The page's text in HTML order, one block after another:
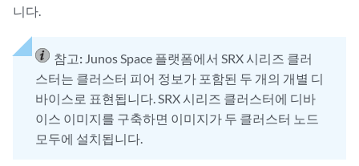
니다.
참고: Junos Space 플랫폼에서 SRX 시리즈 클러
스터는 클러스터 피어 정보가 포함된 두 개의 개별 디
바이스로 표현됩니다. SRX 시리즈 클러스터에 디바
이스 이미지를 구축하면 이미지가 두 클러스터 노드
모두에 설치됩니다.